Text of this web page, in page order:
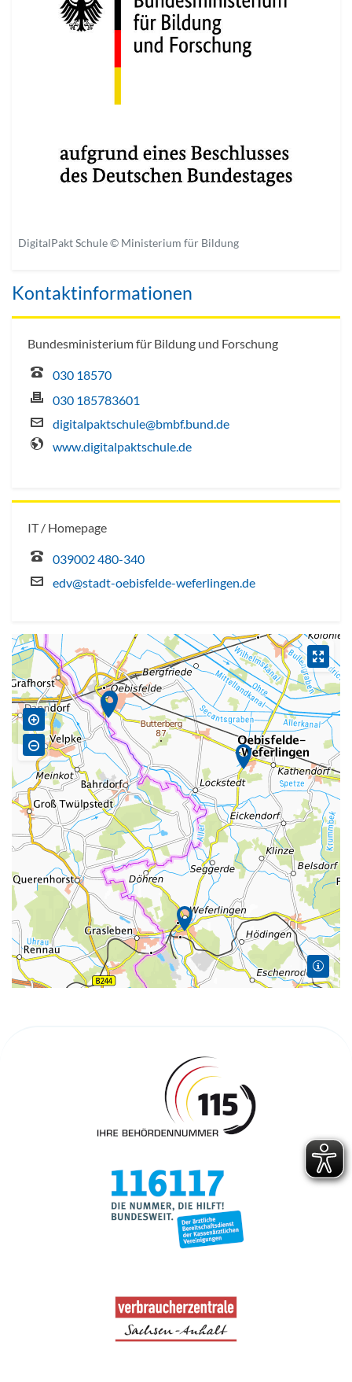
DigitalPakt Schule © Ministerium für Bildung
Kontaktinformationen
Bundesministerium für Bildung und Forschung
030 18570
030 185783601
digitalpaktschule@bmbf.bund.de
www.digitalpaktschule.de
IT / Homepage
039002 480-340
edv@stadt-oebisfelde-weferlingen.de